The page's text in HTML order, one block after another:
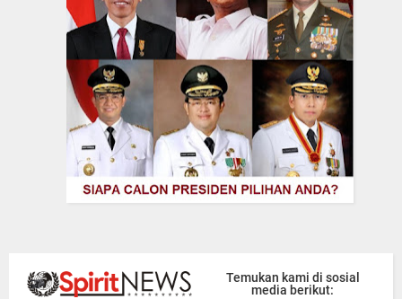
Temukan kami di sosial
media berikut: